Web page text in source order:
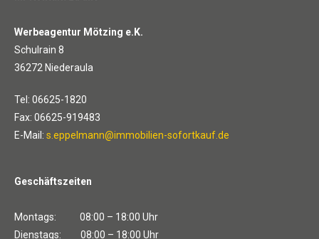
Werbeagentur Mötzing e.K.
Schulrain 8
36272 Niederaula
Tel: 06625-1820
Fax: 06625-919483
E-Mail: s.eppelmann@immobilien-sofortkauf.de
Geschäftszeiten
Montags: 08:00 – 18:00 Uhr
Dienstags: 08:00 – 18:00 Uhr